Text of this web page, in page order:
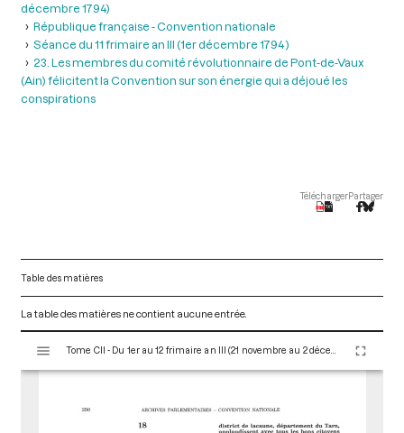
décembre 1794)
République française - Convention nationale
Séance du 11 frimaire an III (1er décembre 1794 )
23. Les membres du comité révolutionnaire de Pont-de-Vaux
(Ain) félicitent la Convention sur son énergie qui a déjoué les
conspirations
TéléchargerPartager
Table des matières
La table des matières ne contient aucune entrée.
s